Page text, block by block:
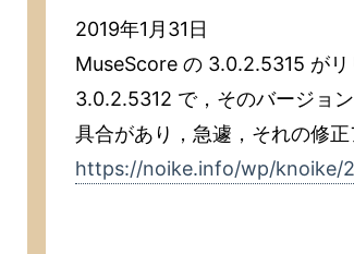
2019年1月31日
MuseScore の 3.0.2.5315 が
3.0.2.5312 で，そのバージョ
具合があり，急遽，それの修
https://noike.info/wp/knoike/